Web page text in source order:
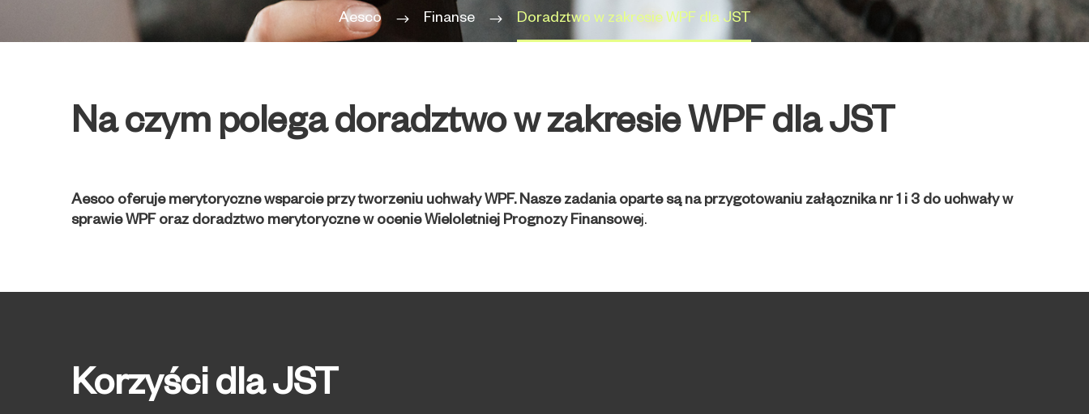
Aesco Finanse Doradztwo w zakresie WPF dla JST
Na czym polegadoradztwo w zakresie WPF dla JST
Aesco oferuje merytoryczne wsparcie przy tworzeniu uchwały WPF. Nasze zadania oparte są na przygotowaniu załącznika nr 1 i 3 do uchwały w
sprawie WPF oraz doradztwo merytoryczne w ocenie Wieloletniej Prognozy Finansowej.
Korzyści dla JST